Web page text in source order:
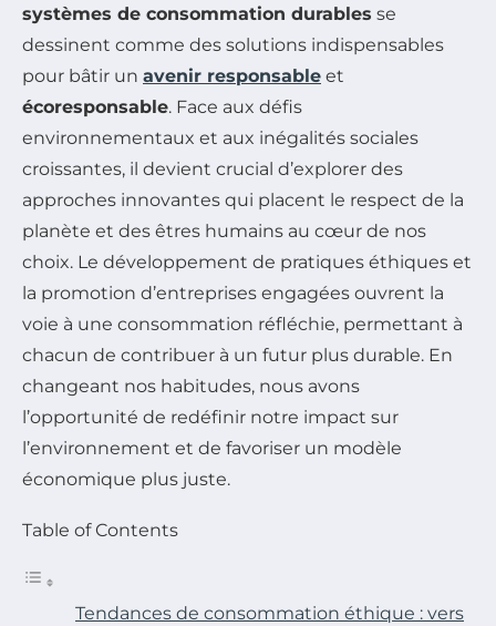
systèmes de consommation durables se
dessinent comme des solutions indispensables
pour bâtir un avenir responsable et
écoresponsable. Face aux défis
environnementaux et aux inégalités sociales
croissantes, il devient crucial d’explorer des
approches innovantes qui placent le respect de la
planète et des êtres humains au cœur de nos
choix. Le développement de pratiques éthiques et
la promotion d’entreprises engagées ouvrent la
voie à une consommation réfléchie, permettant à
chacun de contribuer à un futur plus durable. En
changeant nos habitudes, nous avons
l’opportunité de redéfinir notre impact sur
l’environnement et de favoriser un modèle
économique plus juste.
Table of Contents
Tendances de consommation éthique : vers